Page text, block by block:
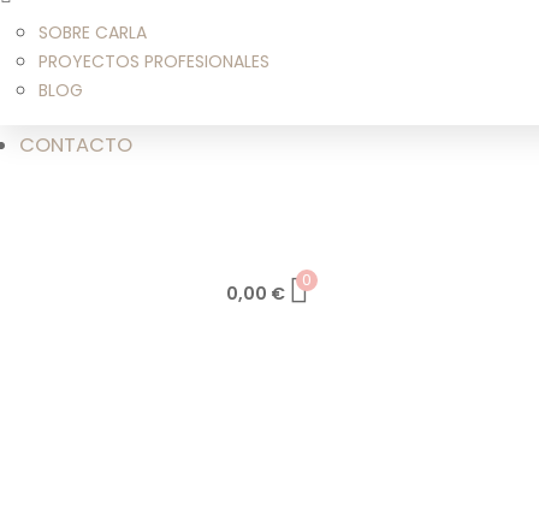
SOBRE CARLA
PROYECTOS PROFESIONALES
BLOG
CONTACTO
0,00 €
0